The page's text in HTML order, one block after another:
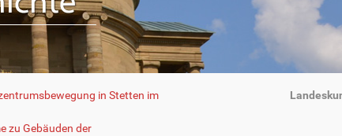
in Stetten im
zu Gebäuden der